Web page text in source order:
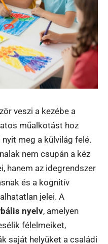
veszi a kezébe a
műalkotást hoz
meg a külvilág felé.
nem csupán a kéz
hanem az idegrendszer
és a kognitív
jelei. A
nyelv, amelyen
félelmeiket,
saját helyüket a családi